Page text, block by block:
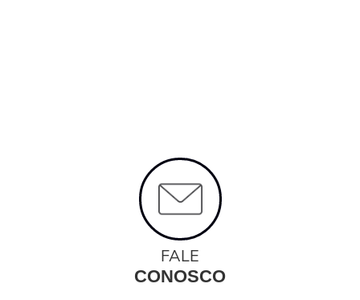
FALE
CONOSCO